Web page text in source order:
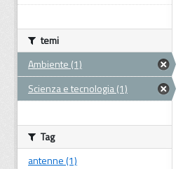
temi
Ambiente (1)
Scienza e tecnologia (1)
Tag
antenne (1)